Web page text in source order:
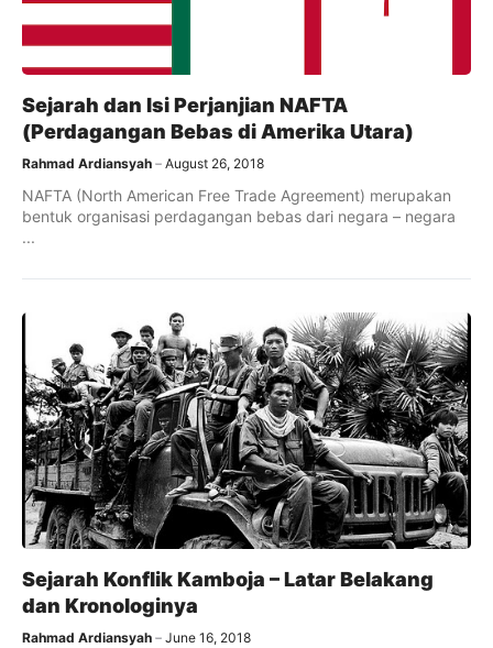
Sejarah dan Isi Perjanjian NAFTA
(Perdagangan Bebas di Amerika Utara)
Rahmad Ardiansyah August 26, 2018
NAFTA (North American Free Trade Agreement) merupakan
bentuk organisasi perdagangan bebas dari negara – negara
...
Sejarah Konflik Kamboja – Latar Belakang
dan Kronologinya
Rahmad Ardiansyah June 16, 2018